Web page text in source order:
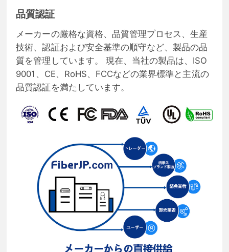
品質認証
メーカーの厳格な資格、品質管理プロセス、生産
技術、認証および安全基準の順守など、製品の品
質を管理しています。 現在、当社の製品は、ISO
9001、CE、RoHS、FCCなどの業界標準と主流の
品質認証を満たしています。